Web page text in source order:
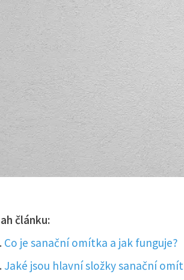
článku:
Co je sanační omítka a jak funguje?
Jaké jsou hlavní složky sanační